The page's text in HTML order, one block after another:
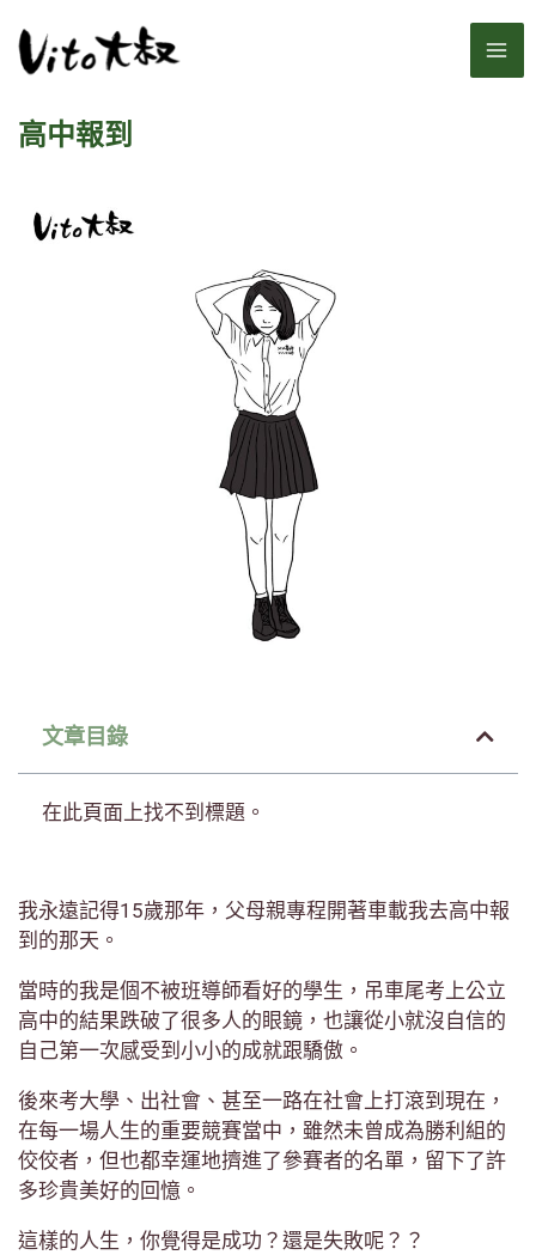
至
高中報到
文章目錄
在此頁面上找不到標題。
我永遠記得15歲那年，父母親專程開著車載我去高中報
到的那天。
當時的我是個不被班導師看好的學生，吊車尾考上公立
高中的結果跌破了很多人的眼鏡，也讓從小就沒自信的
自己第一次感受到小小的成就跟驕傲。
後來考大學、出社會、甚至一路在社會上打滾到現在，
在每一場人生的重要競賽當中，雖然未曾成為勝利組的
佼佼者，但也都幸運地擠進了參賽者的名單，留下了許
多珍貴美好的回憶。
這樣的人生，你覺得是成功？還是失敗呢？？